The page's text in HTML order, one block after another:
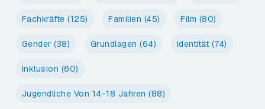
Fachkräfte (125) Familien (45) Film (80)
Gender (38) Grundlagen (64) Identität (74)
Inklusion (60)
Jugendliche Von 14-18 Jahren (88)